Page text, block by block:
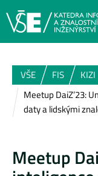
VŠE FIS KIZI
Meetup DaiZ’23:
daty a lidskými
Meetup